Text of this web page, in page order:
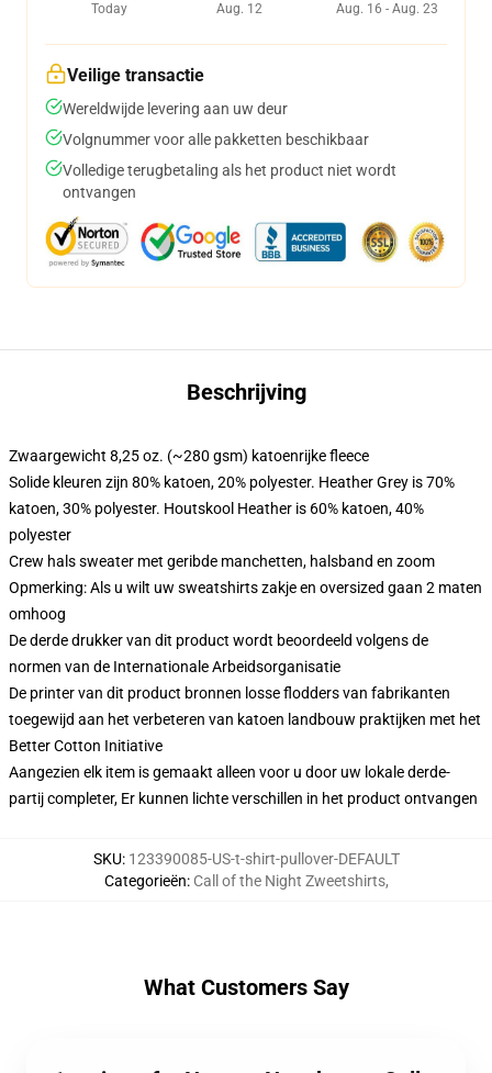
Today
Aug. 12
Aug. 16 - Aug. 23
Veilige transactie
Wereldwijde levering aan uw deur
Volgnummer voor alle pakketten beschikbaar
Volledige terugbetaling als het product niet wordt
ontvangen
Beschrijving
Zwaargewicht 8,25 oz. (~280 gsm) katoenrijke fleece
Solide kleuren zijn 80% katoen, 20% polyester. Heather Grey is 70%
katoen, 30% polyester. Houtskool Heather is 60% katoen, 40%
polyester
Crew hals sweater met geribde manchetten, halsband en zoom
Opmerking: Als u wilt uw sweatshirts zakje en oversized gaan 2 maten
omhoog
De derde drukker van dit product wordt beoordeeld volgens de
normen van de Internationale Arbeidsorganisatie
De printer van dit product bronnen losse flodders van fabrikanten
toegewijd aan het verbeteren van katoen landbouw praktijken met het
Better Cotton Initiative
Aangezien elk item is gemaakt alleen voor u door uw lokale derde-
partij completer, Er kunnen lichte verschillen in het product ontvangen
SKU: 123390085-US-t-shirt-pullover-DEFAULT
Categorieën: Call of the Night Zweetshirts,
What Customers Say